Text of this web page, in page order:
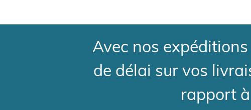
Avec nos
de délai sur vos
rapport